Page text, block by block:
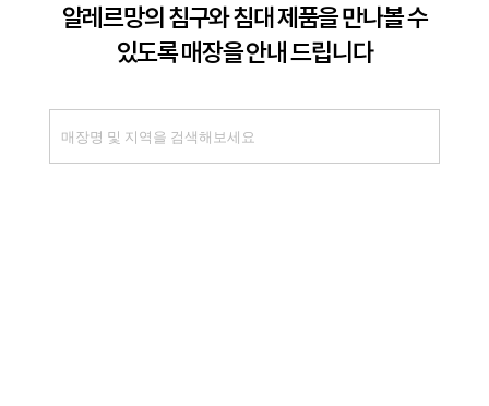
알레르망의 침구와 침대 제품을 만나볼 수
있도록 매장을 안내 드립니다